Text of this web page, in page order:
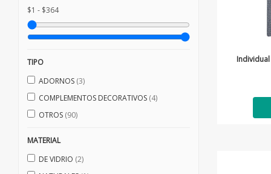
$1 - $364
TIPO
ADORNOS (3)
COMPLEMENTOS DECORATIVOS (4)
OTROS (90)
MATERIAL
DE VIDRIO (2)